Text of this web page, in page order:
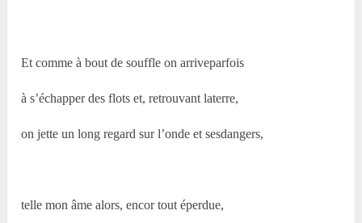
Et comme à bout de souffle on arriveparfois
à s’échapper des flots et, retrouvant laterre,
on jette un long regard sur l’onde et sesdangers,
telle mon âme alors, encor tout éperdue,